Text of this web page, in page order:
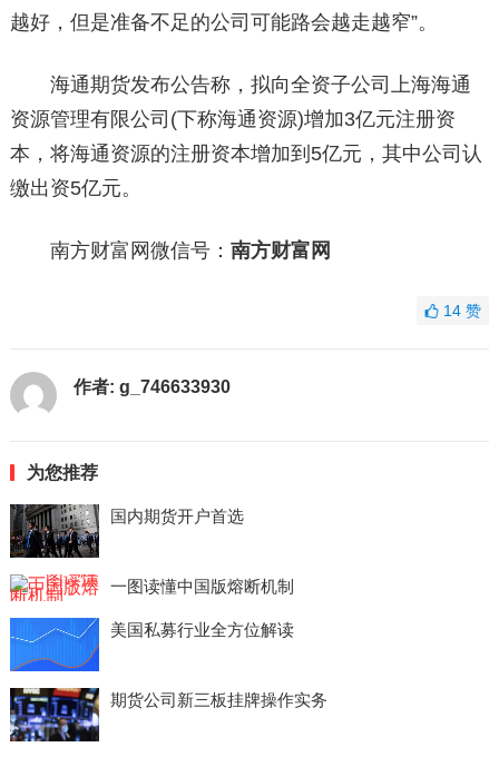
越好，但是准备不足的公司可能路会越走越窄”。
海通期货发布公告称，拟向全资子公司上海海通
资源管理有限公司(下称海通资源)增加3亿元注册资
本，将海通资源的注册资本增加到5亿元，其中公司认
缴出资5亿元。
南方财富网微信号： 南方财富网
14赞
作者: g_746633930
为您推荐
国内期货开户首选
一图读懂中国版熔断机制
美国私募行业全方位解读
期货公司新三板挂牌操作实务